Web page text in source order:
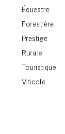
Équestre
Forestière
Prestige
Rurale
Touristique
Viticole